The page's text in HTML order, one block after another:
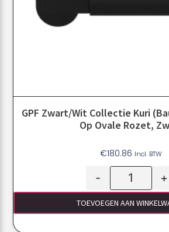
GPF Zwart/Wit Collectie Kuri
Op Ovale Rozet,
€180.86 Incl. BTW
- +
TOEVOEGEN AAN